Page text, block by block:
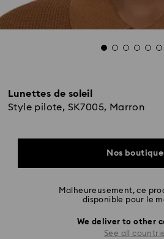
Lunettes de soleil
Style pilote, SK7005, Marron
Nos
Malheureusement, ce
disponible pour le
We deliver to other
See all